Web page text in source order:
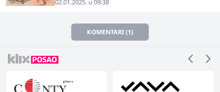
02.01.2025. u 09:38
KOMENTARI (1)